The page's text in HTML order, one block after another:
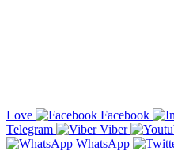
Love
Facebook
Telegram
Viber
WhatsApp